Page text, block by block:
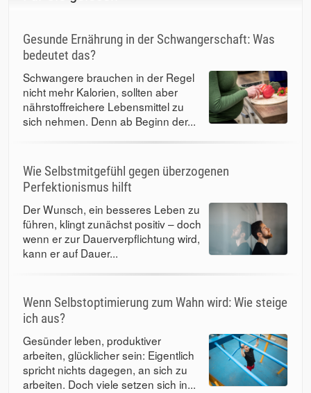
Gesunde Ernährung in der Schwangerschaft: Was
bedeutet das?
Schwangere brauchen in der Regel
nicht mehr Kalorien, sollten aber
nährstoffreichere Lebensmittel zu
sich nehmen. Denn ab Beginn der...
Wie Selbstmitgefühl gegen überzogenen
Perfektionismus hilft
Der Wunsch, ein besseres Leben zu
führen, klingt zunächst positiv – doch
wenn er zur Dauerverpflichtung wird,
kann er auf Dauer...
Wenn Selbstoptimierung zum Wahn wird: Wie steige
ich aus?
Gesünder leben, produktiver
arbeiten, glücklicher sein: Eigentlich
spricht nichts dagegen, an sich zu
arbeiten. Doch viele setzen sich in...